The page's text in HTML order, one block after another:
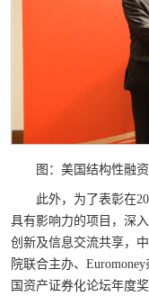
图：美国结构性融
此外，为了表彰在
具有影响力的项目，深
创新及信息交流共享，
院联合主办、 Euromoney
国资产证券化论坛年度